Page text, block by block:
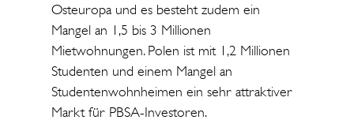
Osteuropa und es besteht zudem ein
Mangel an 1,5 bis 3 Millionen
Mietwohnungen. Polen ist mit 1,2 Millionen
Studenten und einem Mangel an
Studentenwohnheimen ein sehr attraktiver
Markt für PBSA-Investoren.